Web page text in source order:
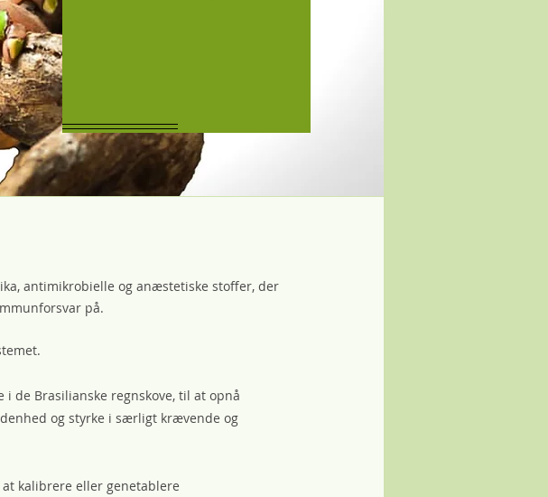
antimikrobielle og anæstetiske stoffer, der
på.
de Brasilianske regnskove, til at opnå
og styrke i særligt krævende og
kalibrere eller genetablere